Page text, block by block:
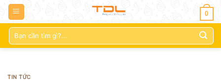
0
Tìm
kiếm:
TIN TỨC